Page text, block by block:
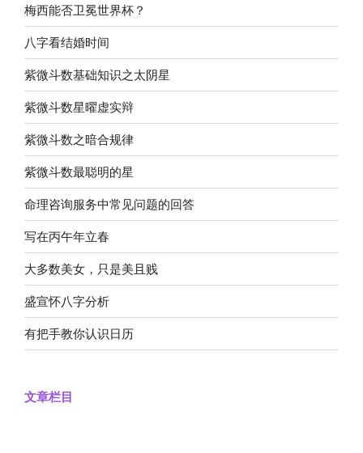
梅西能否卫冕世界杯？
八字看结婚时间
紫微斗数基础知识之太阴星
紫微斗数星曜虚实辩
紫微斗数之暗合规律
紫微斗数最聪明的星
命理咨询服务中常见问题的回答
写在丙午年立春
大多数美女，只是美且贱
盛宣怀八字分析
有把手教你认识日历
文章栏目